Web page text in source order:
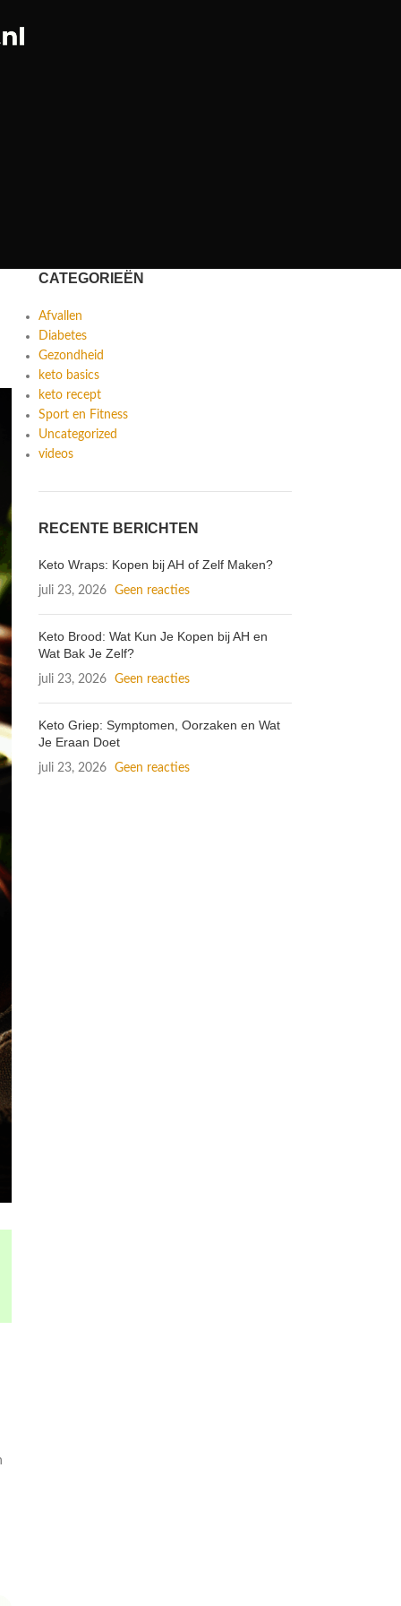
CATEGORIEËN
Afvallen
Diabetes
Gezondheid
keto basics
keto recept
Sport en Fitness
Uncategorized
videos
RECENTE BERICHTEN
Keto Wraps: Kopen bij AH of Zelf Maken?
juli 23, 2026 Geen reacties
Keto Brood: Wat Kun Je Kopen bij AH en
Wat Bak Je Zelf?
juli 23, 2026 Geen reacties
Keto Griep: Symptomen, Oorzaken en Wat
Je Eraan Doet
juli 23, 2026 Geen reacties